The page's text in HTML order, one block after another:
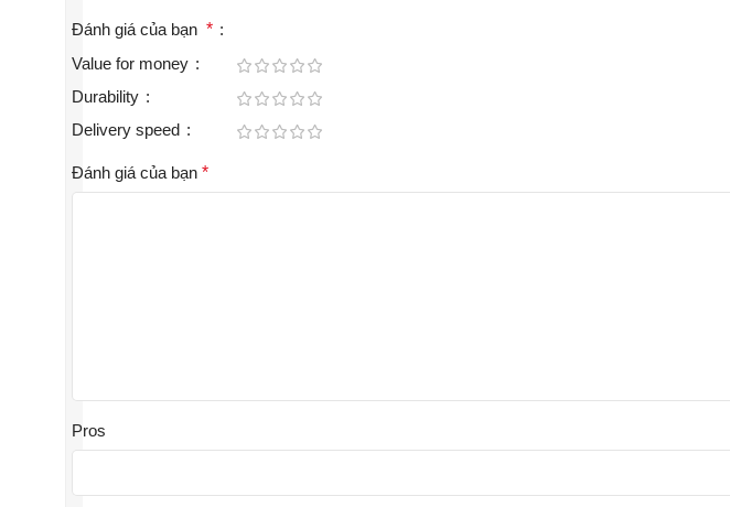
Đánh giá của bạn *
Value for money
Durability
Delivery speed
Đánh giá của bạn *
Pros